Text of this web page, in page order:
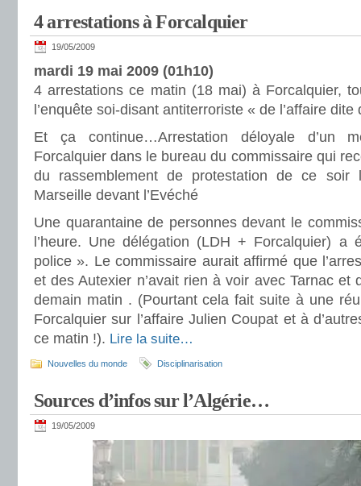
4 arrestations à Forcalquier
19/05/2009
mardi 19 mai 2009 (01h10)
4 arrestations ce matin (18 mai) à Forcalquier,
l’enquête soi-disant antiterroriste « de l’affaire dite
Et ça continue…Arrestation déloyale d’un
Forcalquier dans le bureau du commissaire qui
du rassemblement de protestation de ce
Marseille devant l’Evéché
Une quarantaine de personnes devant le
l’heure. Une délégation (LDH + Forcalquier) a
police ». Le commissaire aurait affirmé que
et des Autexier n’avait rien à voir avec Tarnac et
demain matin . (Pourtant cela fait suite à une
Forcalquier sur l’affaire Julien Coupat et à
ce matin !). Lire la suite…
Nouvelles du monde Disciplinarisation
Sources d’infos sur l’Algérie…
19/05/2009